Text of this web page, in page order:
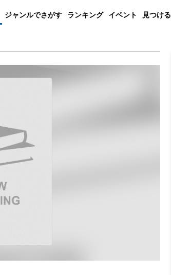
ジャンルでさがす ランキング イベント 見つける